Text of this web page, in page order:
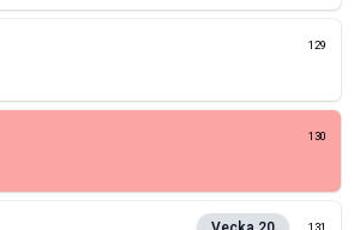
129
130